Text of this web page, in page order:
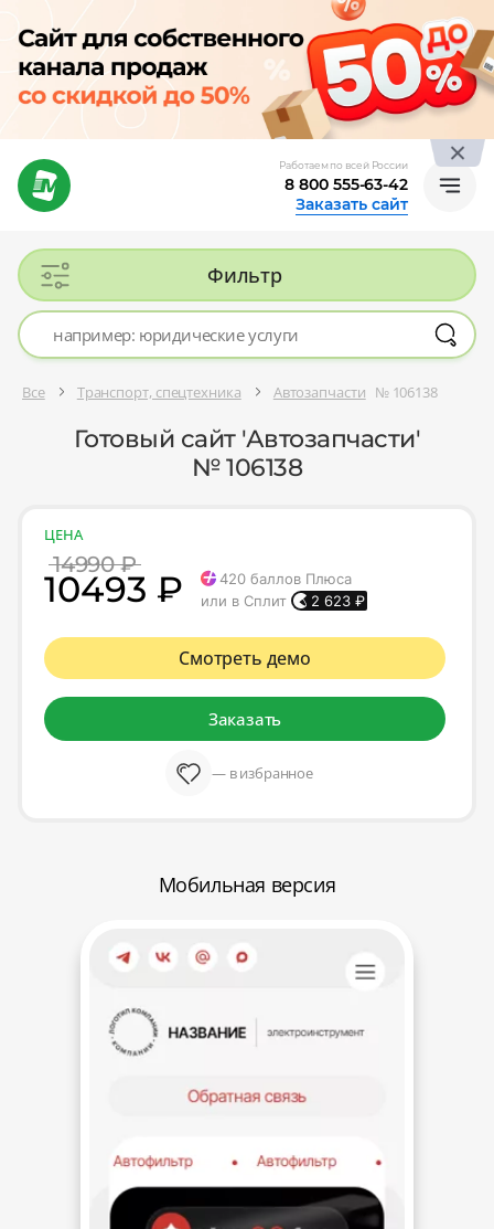
Работаем по всей России
8 800 555-63-42
Заказать сайт
Фильтр
Все Транспорт, спецтехника Автозапчасти № 106138
Готовый сайт 'Автозапчасти'
№ 106138
ЦЕНА
14990 ₽
10493 ₽ 420 баллов Плюса
или в Сплит
2 623 ₽
Смотреть демо
Заказать
— в избранное
Мобильная версия